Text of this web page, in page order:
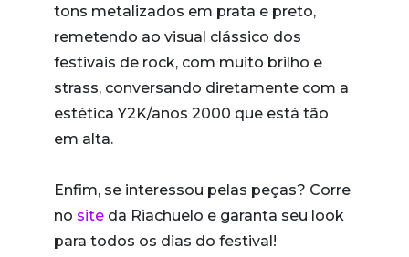
tons metalizados em prata e preto,
remetendo ao visual clássico dos
festivais de rock, com muito brilho e
strass, conversando diretamente com a
estética Y2K/anos 2000 que está tão
em alta.
Enfim, se interessou pelas peças? Corre
no site da Riachuelo e garanta seu look
para todos os dias do festival!